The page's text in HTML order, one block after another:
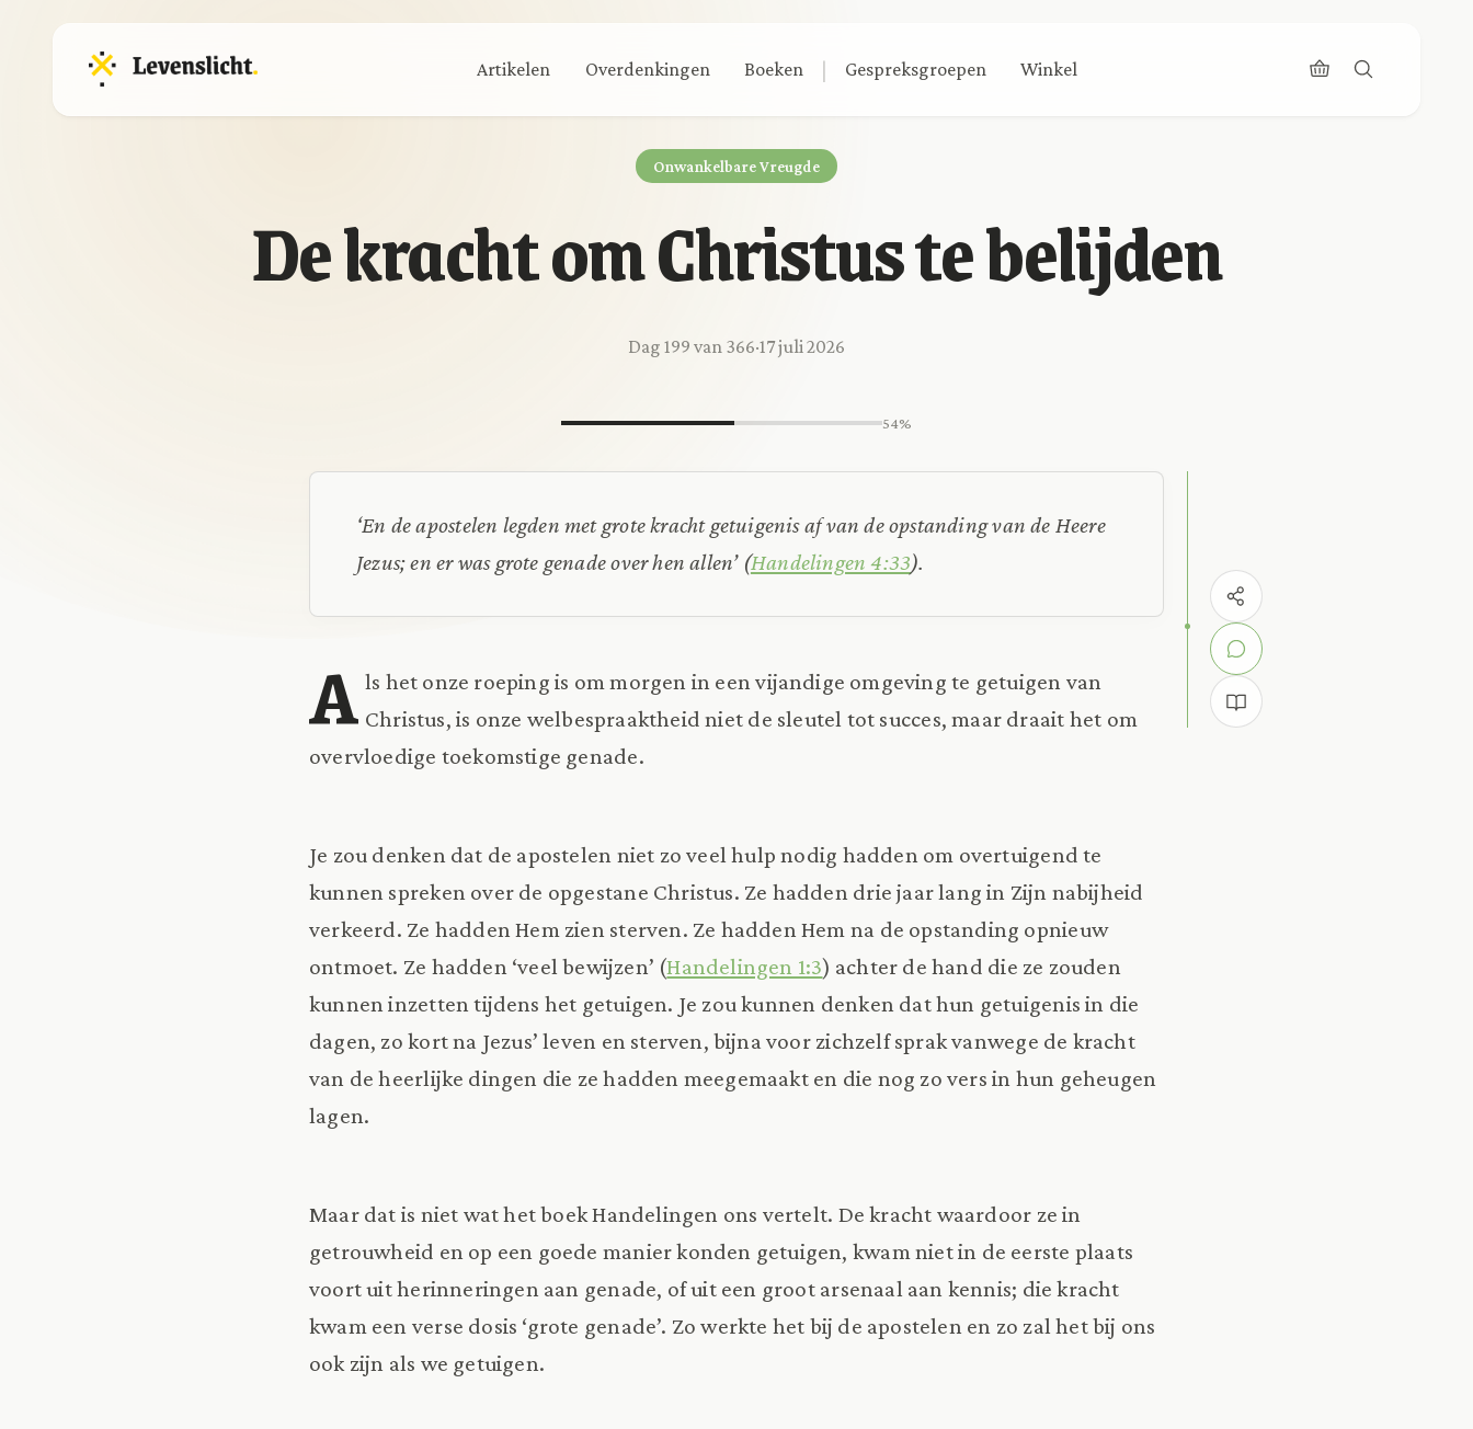
Artikelen Overdenkingen Boeken | Gespreksgroepen Winkel
Onwankelbare Vreugde
De kracht om Christus te belijden
Dag 199 van 366·17 juli 2026
54%
‘En de apostelen legden met grote kracht getuigenis af van de opstanding van de Heere
Jezus; en er was grote genade over hen allen’ (Handelingen 4:33).
A ls het onze roeping is om morgen in een vijandige omgeving te getuigen van
Christus, is onze welbespraaktheid niet de sleutel tot succes, maar draait het om
overvloedige toekomstige genade.
Je zou denken dat de apostelen niet zo veel hulp nodig hadden om overtuigend te
kunnen spreken over de opgestane Christus. Ze hadden drie jaar lang in Zijn nabijheid
verkeerd. Ze hadden Hem zien sterven. Ze hadden Hem na de opstanding opnieuw
ontmoet. Ze hadden ‘veel bewijzen’ (Handelingen 1:3) achter de hand die ze zouden
kunnen inzetten tijdens het getuigen. Je zou kunnen denken dat hun getuigenis in die
dagen, zo kort na Jezus’ leven en sterven, bijna voor zichzelf sprak vanwege de kracht
van de heerlijke dingen die ze hadden meegemaakt en die nog zo vers in hun geheugen
lagen.
Maar dat is niet wat het boek Handelingen ons vertelt. De kracht waardoor ze in
getrouwheid en op een goede manier konden getuigen, kwam niet in de eerste plaats
voort uit herinneringen aan genade, of uit een groot arsenaal aan kennis; die kracht
kwam een verse dosis ‘grote genade’. Zo werkte het bij de apostelen en zo zal het bij ons
ook zijn als we getuigen.